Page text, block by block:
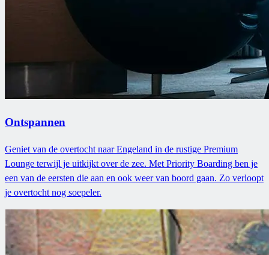
Ontspannen
Geniet van de overtocht naar Engeland in de rustige Premium
Lounge terwijl je uitkijkt over de zee. Met Priority Boarding ben je
een van de eersten die aan en ook weer van boord gaan. Zo verloopt
je overtocht nog soepeler.